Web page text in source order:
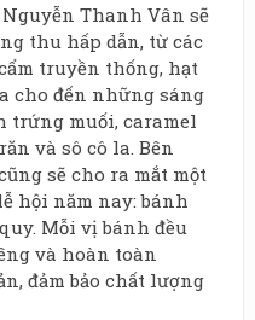
Thanh Vân sẽ
thu hấp dẫn, từ các
truyền thống, hạt
cho đến những sáng
trứng muối, caramel
và sô cô la. Bên
sẽ cho ra mắt một
hội năm nay: bánh
Mỗi vị bánh đều
và hoàn toàn
đảm bảo chất lượng